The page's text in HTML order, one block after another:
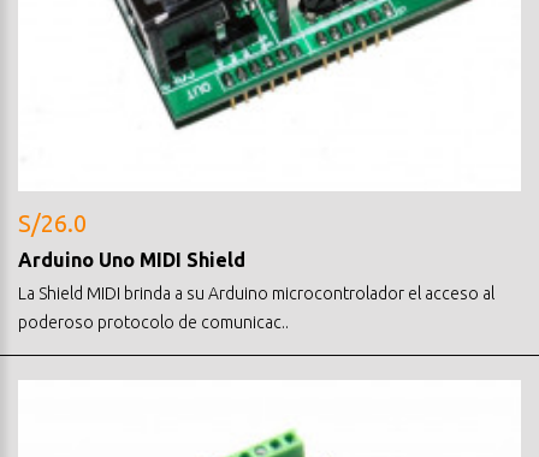
S/26.0
Arduino Uno MIDI Shield
La Shield MIDI brinda a su Arduino microcontrolador el acceso al
poderoso protocolo de comunicac..